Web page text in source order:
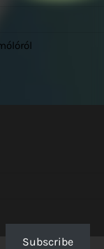
Subscribe